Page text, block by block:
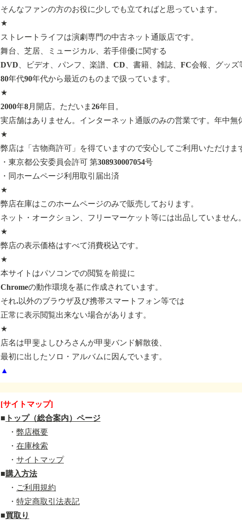
そんなファンの方のお役に少しでも立てればと思っています。
★
ストレートライフは演劇専門の中古ネット通販店です。
舞台、芝居、ミュージカル、若手俳優に関する
DVD、ビデオ、パンフ、楽譜、CD、書籍、雑誌、FC会報、グッズ
80年代90年代から最近のものまで扱っています。
★
2000年8月開店。ただいま26年目。
実店舗はありません。インターネット通販のみの営業です。年中無
★
弊店は「古物商許可」を得ていますので安心してご利用いただけま
・東京都公安委員会許可 第308930007054号
・同ホームページ利用取引届出済
★
弊店在庫はこのホームページのみで販売しております。
ネット・オークション、フリーマーケット等には出品していません。
★
弊店の表示価格はすべて消費税込です。
★
本サイトはパソコンでの閲覧を前提に
Chromeの動作環境を基に作成されています。
それ.以外のブラウザ及び携帯スマートフォン等では
正常に表示閲覧出来ない場合があります。
★
店名は甲斐よしひろさんが甲斐バンド解散後、
最初に出したソロ・アルバムに因んでいます。
▲
[サイトマップ]
■ トップ（総合案内）ページ
・ 弊店概要
・ 在庫検索
・ サイトマップ
■購入方法
・ ご利用規約
・ 特定商取引法表記
■買取り